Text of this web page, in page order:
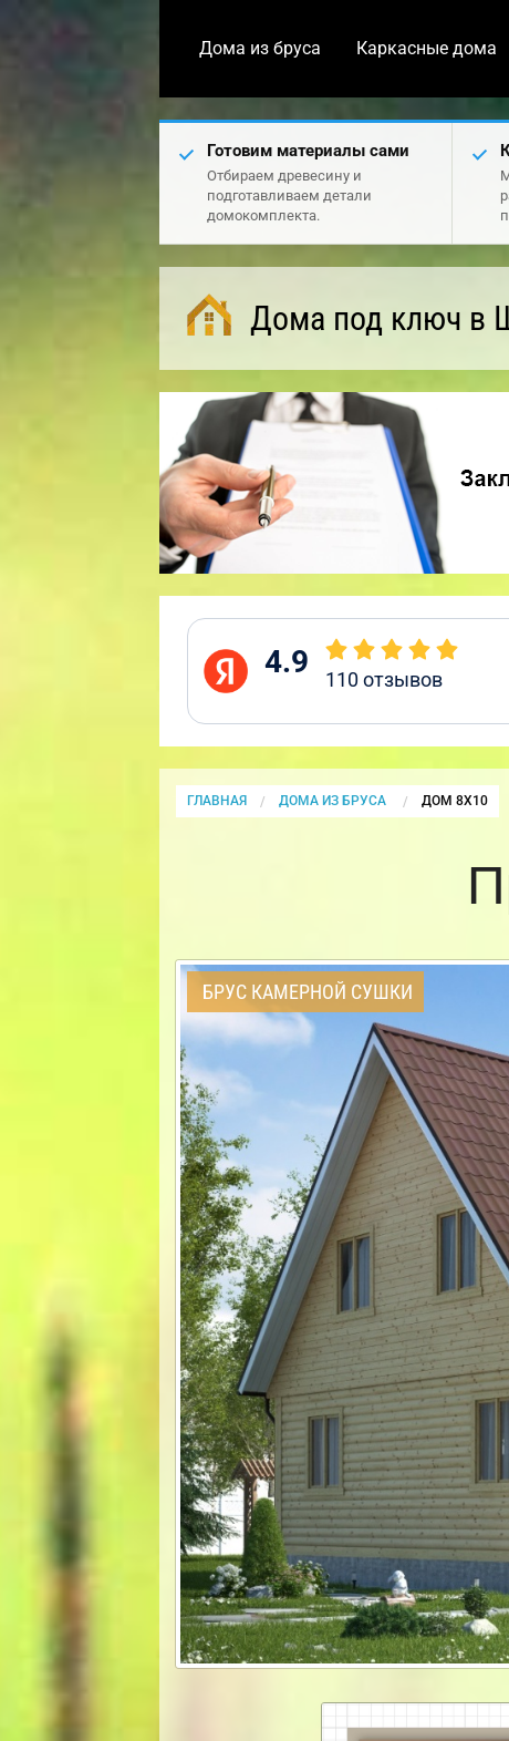
Дома из бруса Каркасные дома
Готовим материалы сами
Отбираем древесину и
подготавливаем детали
домокомплекта.
Дома под ключ в
4.9 110отзывов
ГЛАВНАЯ ДОМА ИЗ БРУСА CURRENT:
ДОМ 8Х10
БРУС КАМЕРНОЙ СУШКИ